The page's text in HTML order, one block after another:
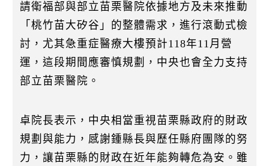
請衛福部與部立苗栗醫院依據地方及未來推動
「桃竹苗大矽谷」的整體需求，進行滾動式檢
討，尤其急重症醫療大樓預計118年11月營
運，這段期間應審慎規劃，中央也會全力支持
部立苗栗醫院。
卓院長表示，中央相當重視苗栗縣政府的財政
規劃與能力，感謝鍾縣長與歷任縣府團隊的努
力，讓苗栗縣的財政在近年能夠轉危為安。雖